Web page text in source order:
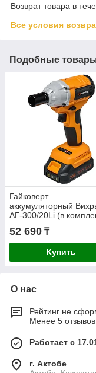
Возврат товара в
Все условия
Подобные
Гайковерт
аккумуляторный
АГ-300/20Li (в
2 АКБ и ЗУ) 72/24/4
52 690 ₸
Купить
О нас
Рейтинг не
Менее 5
Работает с
г. Актобе